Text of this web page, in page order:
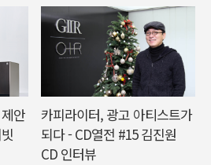
안
카피라이터, 광고 아티스트가
되다 - CD열전 #15 김진원
CD 인터뷰